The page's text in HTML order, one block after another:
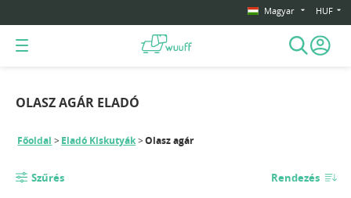
Magyar HUF
OLASZ AGÁR ELADÓ
Főoldal Eladó Kiskutyák Olasz agár
Szűrés Rendezés